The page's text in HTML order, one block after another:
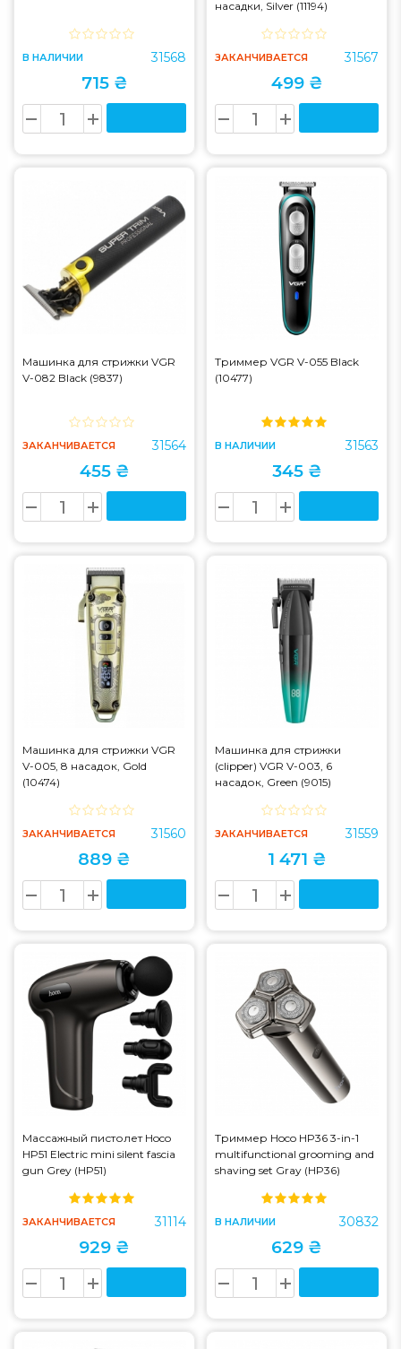
В НАЛИЧИИ 31568
715 ₴
насадки, Silver (11194)
ЗАКАНЧИВАЕТСЯ 31567
499 ₴
Машинка для стрижки VGR
V-082 Black (9837)
ЗАКАНЧИВАЕТСЯ 31564
455 ₴
Триммер VGR V-055 Black
(10477)
В НАЛИЧИИ 31563
345 ₴
Машинка для стрижки VGR
V-005, 8 насадок, Gold
(10474)
ЗАКАНЧИВАЕТСЯ 31560
889 ₴
Машинка для стрижки
(clipper) VGR V-003, 6
насадок, Green (9015)
ЗАКАНЧИВАЕТСЯ 31559
1 471 ₴
Массажный пистолет Hoco
HP51 Electric mini silent fascia
gun Grey (HP51)
ЗАКАНЧИВАЕТСЯ 31114
929 ₴
Триммер Hoco HP36 3-in-1
multifunctional grooming and
shaving set Gray (HP36)
В НАЛИЧИИ 30832
629 ₴